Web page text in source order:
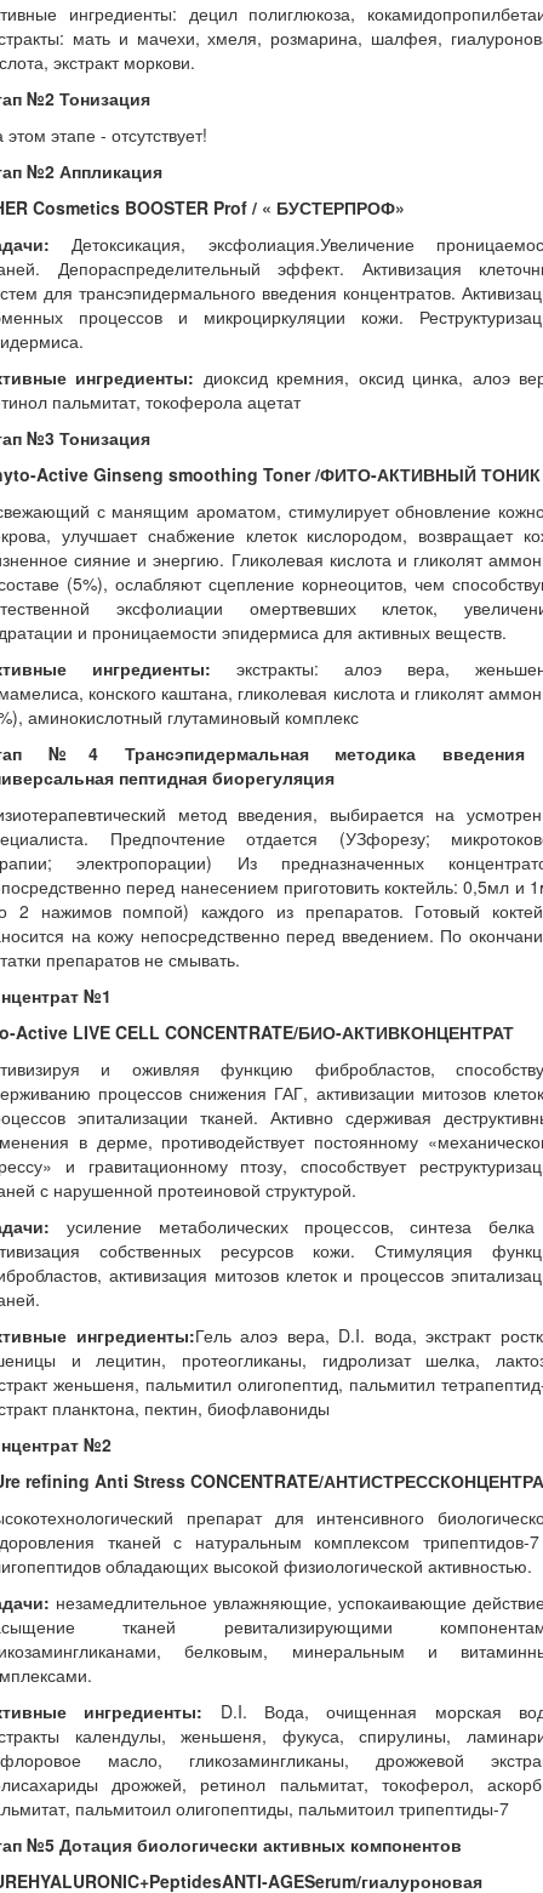
ингредиенты: децил полиглюкоза,
мать и мачехи, хмеля, розмарина, шалфея,
экстракт моркови.
№2 Тонизация
этапе - отсутствует!
№2 Аппликация
Cosmetics BOOSTER Prof / « БУСТЕРПРОФ»
Детоксикация, эксфолиация.Увеличение
Депораспределительный эффект. Активизация
для трансэпидермального введения концентратов.
процессов и микроциркуляции кожи.
ингредиенты: диоксид кремния, оксид цинка, алоэ
пальмитат, токоферола ацетат
№3 Тонизация
Active Ginseng smoothing Toner /ФИТО-АКТИВНЫЙ ТОНИК
с манящим ароматом, стимулирует обновление
улучшает снабжение клеток кислородом, возвращает
сияние и энергию. Гликолевая кислота и гликолят
(5%), ослабляют сцепление корнеоцитов, чем
эксфолиации омертвевших клеток,
и проницаемости эпидермиса для активных веществ.
ингредиенты: экстракты: алоэ вера,
конского каштана, гликолевая кислота и гликолят
аминокислотный глутаминовый комплекс
№4 Трансэпидермальная методика
пептидная биорегуляция
метод введения, выбирается на
Предпочтение отдается (УЗфорезу;
электропорации) Из предназначенных
перед нанесением приготовить коктейль: 0,5мл и
2 нажимов помпой) каждого из препаратов. Готовый
на кожу непосредственно перед введением. По
препаратов не смывать.
№1
Active LIVE CELL CONCENTRATE/БИО-АКТИВКОНЦЕНТРАТ
и оживляя функцию фибробластов,
процессов снижения ГАГ, активизации митозов
эпитализации тканей. Активно сдерживая
в дерме, противодействует постоянному
и гравитационному птозу, способствует
с нарушенной протеиновой структурой.
усиление метаболических процессов, синтеза
собственных ресурсов кожи. Стимуляция
активизация митозов клеток и процессов
ингредиенты:Гель алоэ вера, D.I. вода, экстракт
и лецитин, протеогликаны, гидролизат шелка,
женьшеня, пальмитил олигопептид, пальмитил
планктона, пектин, биофлавониды
№2
refining Anti Stress CONCENTRATE/
препарат для интенсивного
тканей с натуральным комплексом трипептидов-
обладающих высокой физиологической активностью.
незамедлительное увлажняющие, успокаивающие
тканей ревитализирующими
белковым, минеральным и
ингредиенты: D.I. Вода, очищенная морская
календулы, женьшеня, фукуса, спирулины,
масло, гликозамингликаны, дрожжевой
дрожжей, ретинол пальмитат, токоферол,
пальмитоил олигопептиды, пальмитоил трипептиды-7
№5 Дотация биологически активных компонентов
AGESerum/гиалуроновая